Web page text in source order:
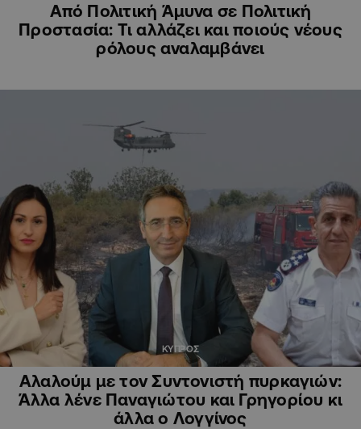
Από Πολιτική Άμυνα σε Πολιτική
Προστασία: Τι αλλάζει και ποιούς νέους
ρόλους αναλαμβάνει
ΚΥΠΡΟΣ
Αλαλούμ με τον Συντονιστή πυρκαγιών:
Άλλα λένε Παναγιώτου και Γρηγορίου κι
άλλα ο Λογγίνος